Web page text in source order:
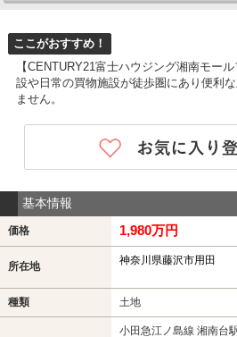
ここがおすすめ！
【CENTURY21富士ハウジング湘南モー
設や日常の買物施設が徒歩圏にあり便利
ません。
基本情報
価格 1,980万円
所在地 神奈川県藤沢市用田
種類 土地
小田急江ノ島線 湘南台